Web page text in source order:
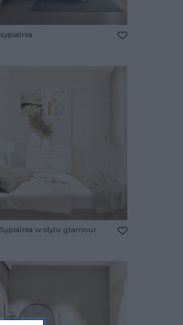
sypialnia
Sypialnia w stylu glamour